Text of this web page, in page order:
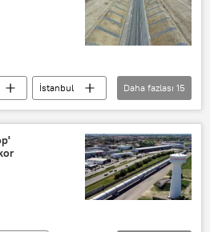
İstanbul
Kırklareli
Daha fazlası 15